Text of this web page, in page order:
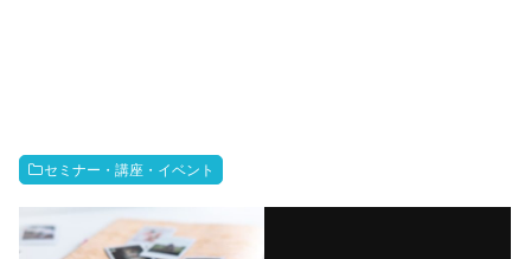
セミナー・講座・イベント